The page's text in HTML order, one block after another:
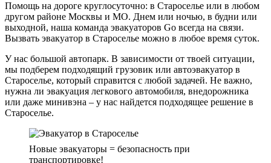
Помощь на дороге круглосуточно: в Староселье или в любом
другом районе Москвы и МО. Днем или ночью, в будни или
выходной, наша команда эвакуаторов Go всегда на связи.
Вызвать эвакуатор в Староселье можно в любое время суток.
У нас большой автопарк. В зависимости от твоей ситуации,
мы подберем подходящий грузовик или автоэвакуатор в
Староселье, который справится с любой задачей. Не важно,
нужна ли эвакуация легкового автомобиля, внедорожника
или даже минивэна – у нас найдется подходящее решение в
Староселье.
Новые эвакуаторы = безопасность при
транспортировке!